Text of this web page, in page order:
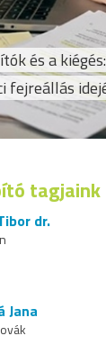
és a
fejreállás
tagjaink
dr.
Jana